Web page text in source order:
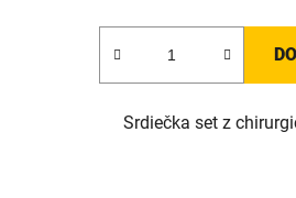
Srdiečka set z